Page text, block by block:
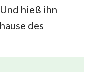
hieß ihn
des